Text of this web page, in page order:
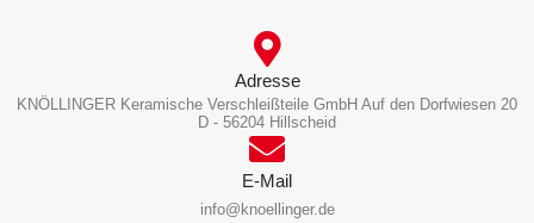
Adresse
KNÖLLINGER Keramische Verschleißteile GmbH Auf den Dorfwiesen 20
D - 56204 Hillscheid
E-Mail
info@knoellinger.de